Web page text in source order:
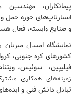
پیمانکاران،
استارتاپ‌های حوزه حمل‌
و صنایع وابسته، فعال
نمایشگاه امسال
کشورهای کره جنوبی،
فیلیپین، ‌ سوئیس،
زمینه‌های همکاری
تبادل دانش فنی و